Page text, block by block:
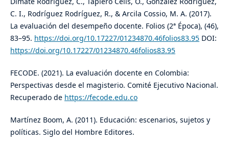
C. I., Rodríguez Rodríguez, R., & Arcila Cossio, M. A. (2017).
La evaluación del desempeño docente. Folios (2ª Época), (46),
83–95. https://doi.org/10.17227/01234870.46folios83.95DOI:
https://doi.org/10.17227/01234870.46folios83.95
FECODE. (2021). La evaluación docente en Colombia:
Perspectivas desde el magisterio. Comité Ejecutivo Nacional.
Recuperado de https://fecode.edu.co
Martínez Boom, A. (2011). Educación: escenarios, sujetos y
políticas. Siglo del Hombre Editores.